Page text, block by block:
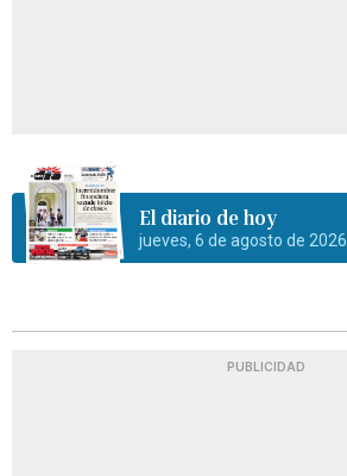
El diario de hoy
jueves, 6 de agosto de 2026
PUBLICIDAD